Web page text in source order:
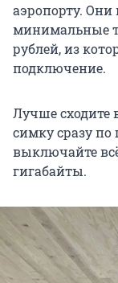
аэропорту.
минимальные
рублей, из
подключение.
Лучше сходите
симку сразу по
выключайте
гигабайты.